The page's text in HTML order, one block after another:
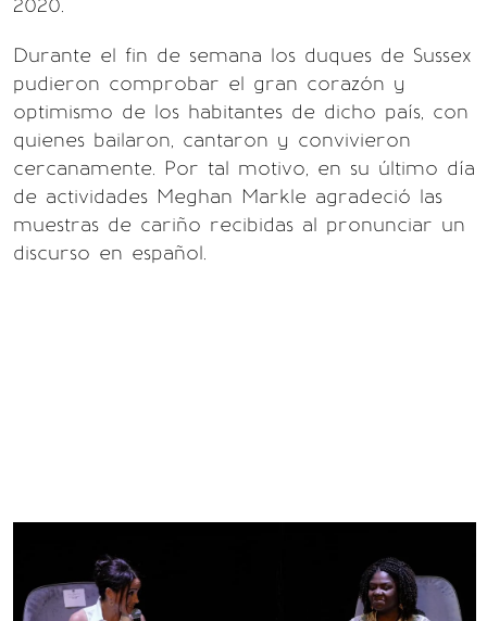
2020.
Durante el fin de semana los duques de Sussex
pudieron comprobar el gran corazón y
optimismo de los habitantes de dicho país, con
quienes bailaron, cantaron y convivieron
cercanamente. Por tal motivo, en su último día
de actividades Meghan Markle agradeció las
muestras de cariño recibidas al pronunciar un
discurso en español.